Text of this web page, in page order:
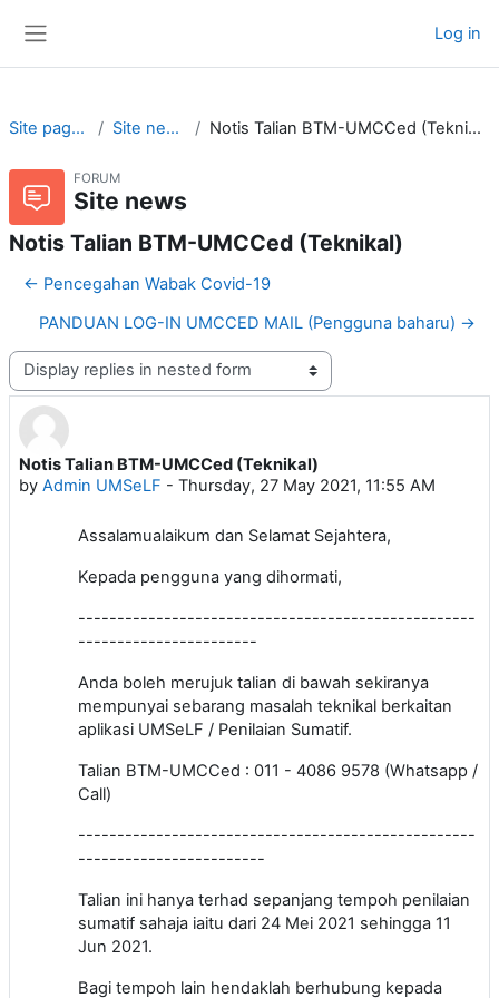
Log in
Site pages Site news Notis Talian BTM-UMCCed (Teknikal)
FORUM
Site news
Notis Talian BTM-UMCCed (Teknikal)
← Pencegahan Wabak Covid-19
PANDUAN LOG-IN UMCCED MAIL (Pengguna baharu) →
Display mode
Notis Talian BTM-UMCCed (Teknikal)
by Admin UMSeLF - Thursday, 27 May 2021, 11:55 AM
Number of replies: 0
Assalamualaikum dan Selamat Sejahtera,
Kepada pengguna yang dihormati,
---------------------------------------------------
-----------------------
Anda boleh merujuk talian di bawah sekiranya
mempunyai sebarang masalah teknikal berkaitan
aplikasi UMSeLF / Penilaian Sumatif.
Talian BTM-UMCCed : 011 - 4086 9578 (Whatsapp /
Call)
---------------------------------------------------
------------------------
Talian ini hanya terhad sepanjang tempoh penilaian
sumatif sahaja iaitu dari 24 Mei 2021 sehingga 11
Jun 2021.
Bagi tempoh lain hendaklah berhubung kepada